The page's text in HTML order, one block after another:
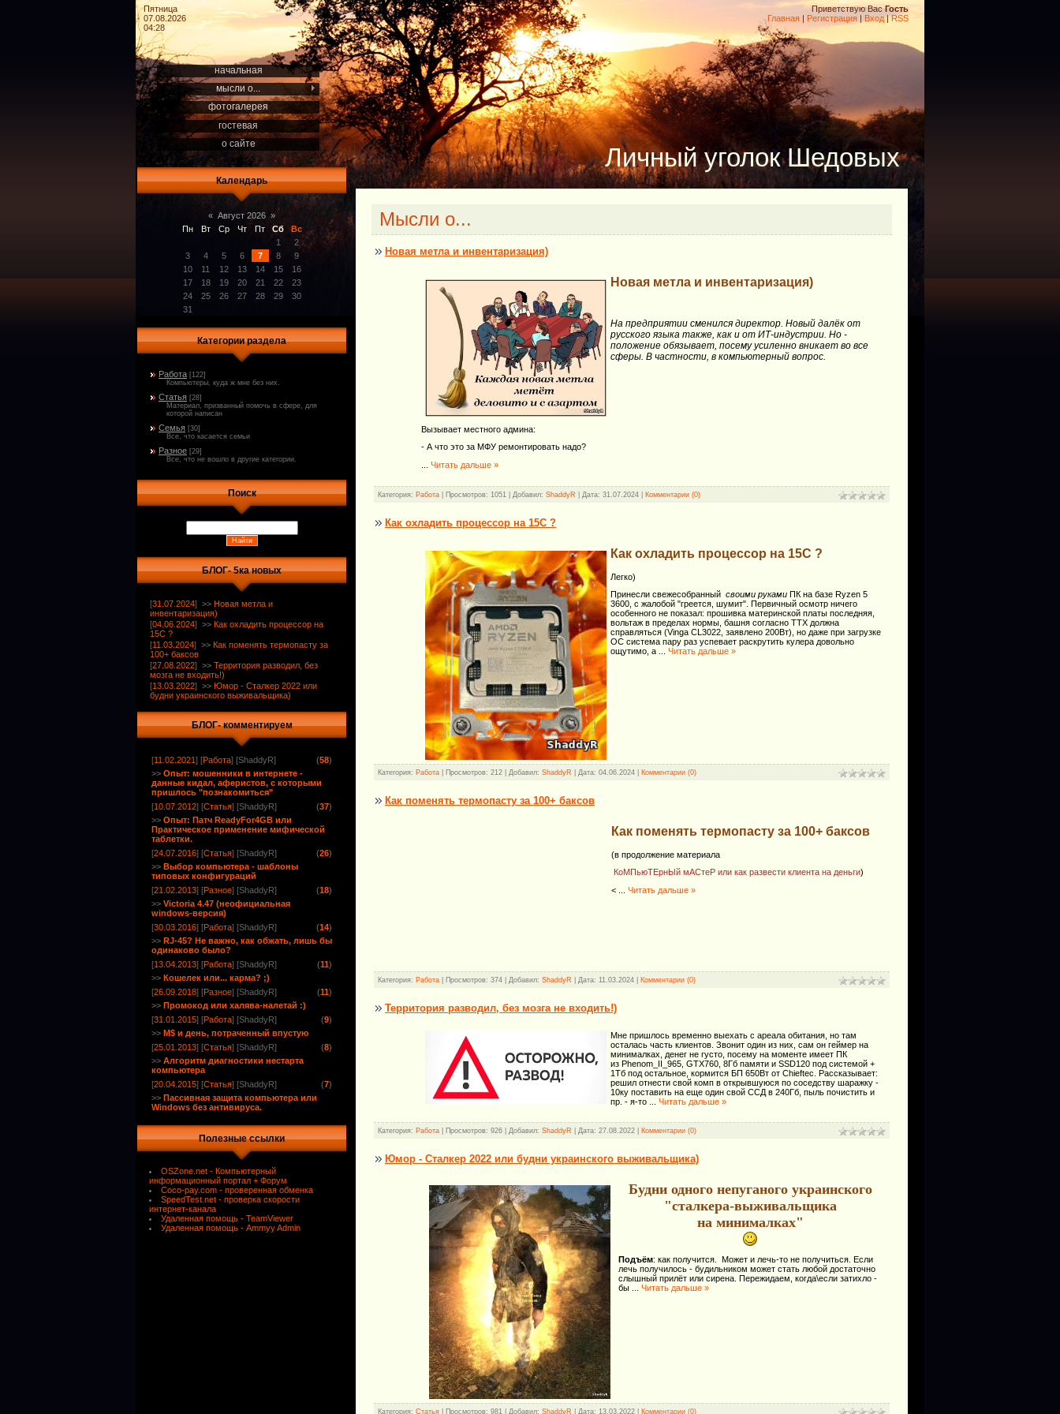
Пятница
07.08.2026
04:28
Приветствую Вас Гость
Главная | Регистрация | Вход|RSS
начальная
мысли о...
фотогалерея
гостевая
о сайте
Календарь
« Август 2026 »
Пн
Вт Ср Чт Пт Сб
Вс
1
2
3
4 5 6 7 8
9
10
11 12 13 14 15
16
17
18 19 20 21 22
23
24
25 26 27 28 29
30
31
Категории раздела
Работа [122]
Компьютеры, куда ж мне без них.
Статья [28]
Материал, призванный помочь в сфере, для
которой написан
Семья [30]
Все, что касается семьи
Разное [29]
Все, что не вошло в другие категории.
Поиск
БЛОГ- 5ка новых
[31.07.2024] >> Новая метла и
инвентаризация)
[04.06.2024] >> Как охладить процессор на
15С ?
[11.03.2024] >> Как поменять термопасту за
100+ баксов
[27.08.2022] >> Территория разводил, без
мозга не входить!)
[13.03.2022] >> Юмор - Сталкер 2022 или
будни украинского выживальщика)
БЛОГ- комментируем
[11.02.2021] [Работа] [ShaddyR] (58)
>> Опыт: мошенники в интернете -
данные кидал, аферистов, с которыми
пришлось "познакомиться"
[10.07.2012] [Статья] [ShaddyR] (37)
>> Опыт: Патч ReadyFor4GB или
Практическое применение мифической
таблетки.
[24.07.2016] [Статья] [ShaddyR] (26)
>> Выбор компьютера - шаблоны
типовых конфигураций
[21.02.2013] [Разное] [ShaddyR] (18)
>> Victoria 4.47 (неофициальная
windows-версия)
[30.03.2016] [Работа] [ShaddyR] (14)
>> RJ-45? Не важно, как обжать, лишь бы
одинаково было?
[13.04.2013] [Работа] [ShaddyR] (11)
>> Кошелек или... карма? ;)
[26.09.2018] [Разное] [ShaddyR] (11)
>> Промокод или халява-налетай :)
[31.01.2015] [Работа] [ShaddyR] (9)
>> M$ и день, потраченный впустую
[25.01.2013] [Статья] [ShaddyR] (8)
>> Алгоритм диагностики нестарта
компьютера
[20.04.2015] [Статья] [ShaddyR] (7)
>> Пассивная защита компьютера или
Windows без антивируса.
Полезные ссылки
OSZone.net - Компьютерный
информационный портал + Форум
Coco-pay.com - проверенная обменка
SpeedTest.net - проверка скорости
интернет-канала
Удаленная помощь - TeamViewer
Удаленная помощь - Ammyy Admin
Личный уголок Шедовых
Мысли о...
Новая метла и инвентаризация)
Новая метла и инвентаризация)
На предприятии сменился директор. Новый далёк от
русского языка также, как и от ИТ-индустрии. Но -
положение обязывает, посему усиленно вникает во все
сферы. В частности, в компьютерный вопрос.
Вызывает местного админа:
- А что это за МФУ ремонтировать надо?
Читать дальше »
Категория: Работа | Просмотров: 1051 | Добавил: ShaddyR | Дата: 31.07.2024 Комментарии (0)
Как охладить процессор на 15С ?
Как охладить процессор на 15С ?
Легко)
Принесли свежесобранный своими руками ПК на базе Ryzen 5
3600, с жалобой "греется, шумит". Первичный осмотр ничего
особенного не показал: прошивка материнской платы последняя,
вольтаж в пределах нормы, башня согласно ТТХ должна
справляться (Vinga CL3022, заявлено 200Вт), но даже при загрузке
ОС система пару раз успевает раскрутить кулера довольно
ощутимо, а
Читать дальше »
Категория: Работа | Просмотров: 212 | Добавил: ShaddyR | Дата: 04.06.2024 Комментарии (0)
Как поменять термопасту за 100+ баксов
Как поменять термопасту за 100+ баксов
(в продолжение материала
КоМПьюТЕрнЫй мАСтеР или как развести клиента на деньги)
<
Читать дальше »
Категория: Работа | Просмотров: 374 | Добавил: ShaddyR | Дата: 11.03.2024 Комментарии (0)
Территория разводил, без мозга не входить!)
Мне пришлось временно выехать с ареала обитания, но там
осталась часть клиентов. Звонит один из них, сам он геймер на
минималках, денег не густо, посему на моменте имеет ПК
из Phenom_II_965, GTX760, 8Гб памяти и SSD120 под системой +
1Тб под остальное, кормится БП 650Вт от Chieftec. Рассказывает:
решил отнести свой комп в открывшуюся по соседству шаражку -
10ку поставить на еще один свой ССД в 240Гб, пыль почистить и
пр. - я-то
Читать дальше »
Категория: Работа | Просмотров: 926 | Добавил: ShaddyR | Дата: 27.08.2022 Комментарии (0)
Юмор - Сталкер 2022 или будни украинского выживальщика)
Будни одного непуганого украинского
"сталкера-выживальщика
на минималках"
Подъём: как получится. Может и лечь-то не получиться. Если
лечь получилось - будильником может стать любой достаточно
слышный прилёт или сирена. Пережидаем, когда\если затихло -
бы
Читать дальше »
Категория: Статья | Просмотров: 981 | Добавил: ShaddyR | Дата: 13.03.2022 Комментарии (0)